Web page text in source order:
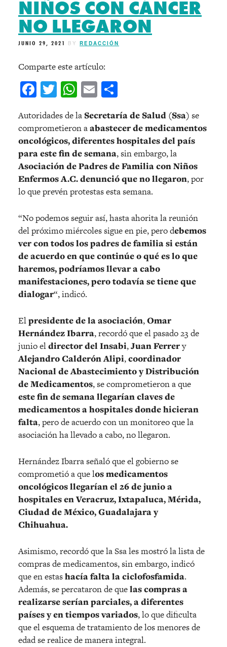
NIÑOS CON CÁNCER
NO LLEGARON
JUNIO 29, 2021 BY REDACCIÓN
Comparte este artículo:
Facebook
Twitter
WhatsApp
Email
Autoridades de la Secretaría de Salud (Ssa) se
comprometieron aabastecer de medicamentos
oncológicos, diferentes hospitales del país
para este fin de semana, sin embargo, la
Asociación de Padres de Familia con Niños
Enfermos A.C. denunció que no llegaron, por
lo que prevén protestas esta semana.
“No podemos seguir así, hasta ahorita la reunión
del próximo miércoles sigue en pie, pero debemos
ver con todos los padres de familia si están
de acuerdo en que continúe o qué es lo que
haremos, podríamos llevar a cabo
manifestaciones, pero todavía se tiene que
dialogar“, indicó.
Elpresidente de la asociación,Omar
Hernández Ibarra, recordó que el pasado 23 de
junio eldirector del Insabi,Juan Ferrery
Alejandro Calderón Alipi,coordinador
Nacional de Abastecimiento y Distribución
de Medicamentos, se comprometieron a que
este fin de semana llegarían claves de
medicamentos a hospitales donde hicieran
falta, pero de acuerdo con un monitoreo que la
asociación ha llevado a cabo, no llegaron.
Hernández Ibarra señaló que el gobierno se
comprometió a que los medicamentos
oncológicosllegarían el 26 de junio a
hospitales en Veracruz, Ixtapaluca, Mérida,
Ciudad de México, Guadalajara y
Chihuahua.
Asimismo, recordó que la Ssa les mostró la lista de
compras de medicamentos, sin embargo, indicó
que en estashacía falta la ciclofosfamida.
Además, se percataron de quelas compras a
realizarse serían parciales, a diferentes
países y en tiempos variados, lo que dificulta
que el esquema de tratamiento de los menores de
edad se realice de manera integral.